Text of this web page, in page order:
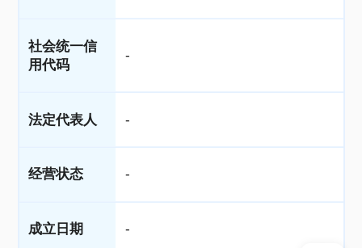
社会统一信
用代码
-
法定代表人 -
经营状态 -
成立日期 -